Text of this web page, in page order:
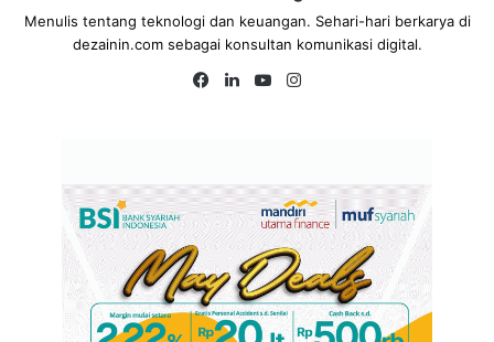
Menulis tentang teknologi dan keuangan. Sehari-hari berkarya di
dezainin.com sebagai konsultan komunikasi digital.
Fa
Lin
Yo